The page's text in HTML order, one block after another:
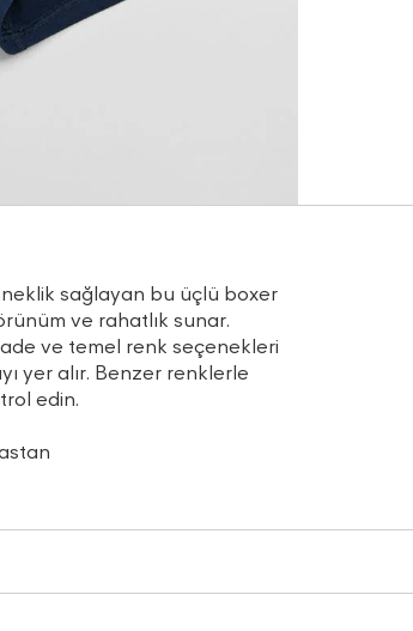
sağlayan bu üçlü boxer
ve rahatlık sunar.
ve temel renk seçenekleri
yer alır. Benzer renklerle
edin.